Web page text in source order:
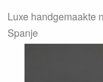
Luxe handgemaakte
Spanje